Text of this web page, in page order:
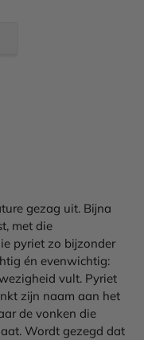
gezag uit. Bijna
met die
pyriet zo bijzonder
én evenwichtig:
vult. Pyriet
zijn naam aan het
de vonken die
Wordt gezegd dat